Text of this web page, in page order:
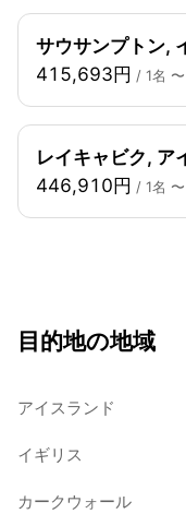
サウサンプトン,
415,693円 / 1名 〜
レイキャビク, ア
446,910円 / 1名 〜
目的地の地域
アイスランド
イギリス
カークウォール